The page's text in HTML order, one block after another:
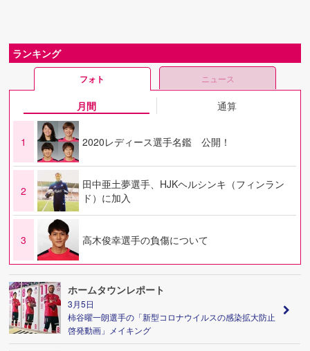
ランキング
フォト ニュース
月間 通算
1 2020レディース選手名鑑 公開！
2
田中亜土夢選手、HJKヘルシンキ（フィンラン
ド）に加入
3 高木俊幸選手の負傷について
ホームタウンレポート
3月5日
柿谷曜一朗選手の「新型コロナウイルスの感染拡大防止
啓発動画」メイキング